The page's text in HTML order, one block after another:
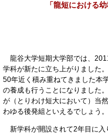
「龍短における
龍谷大学短期大学部では、
学科が新たに立ち上がりました
50年近く積み重ねてきました本
の養成も行うことになりました
が（とりわけ短大において）当
わゆる後発組といえるでしょう。
新学科が開設されて2年目に入